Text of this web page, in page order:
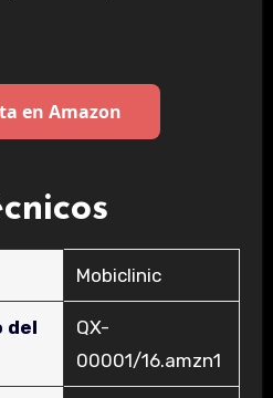
en Amazon
‎Mobiclinic
del
‎QX-
00001/16.amzn1